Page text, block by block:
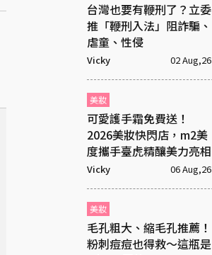
台灣也要有鞭刑了？立委
推「鞭刑入法」阻詐騙、
虐童、性侵
Vicky 02 Aug,26
美妝
可愛護手霜免費送！
2026美妝快閃店，m2美
度攜手臺虎精釀美力亮相
Vicky 06 Aug,26
美妝
毛孔粗大、縮毛孔推薦！
粉刺痘痘也得救～這瓶是